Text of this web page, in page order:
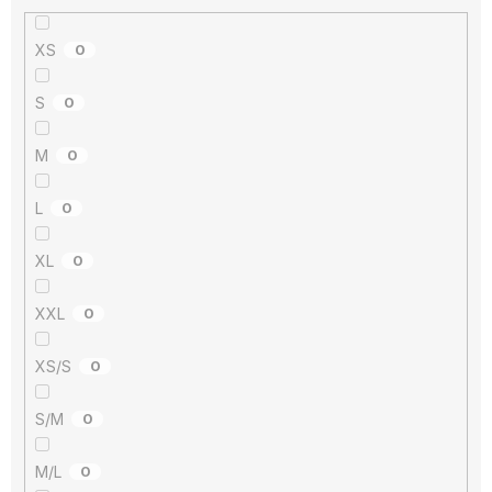
XS 0
S 0
M 0
L 0
XL 0
XXL 0
XS/S 0
S/M 0
M/L 0